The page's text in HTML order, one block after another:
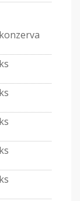
konzerva
ks
ks
ks
ks
ks